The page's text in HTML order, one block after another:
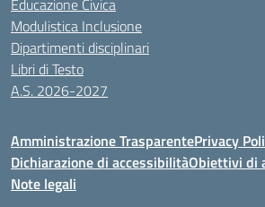
Educazione Civica
Modulistica Inclusione
Dipartimenti disciplinari
Libri di Testo
A.S. 2026-2027
Amministrazione TrasparentePrivacy
Dichiarazione di accessibilitàObiettivi di
Note legali